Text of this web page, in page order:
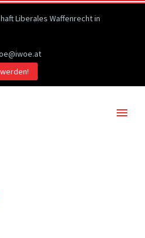
Liberales Waffenrecht in